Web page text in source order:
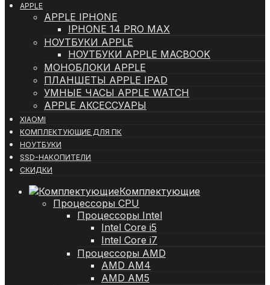
APPLE
APPLE IPHONE
IPHONE 14 PRO MAX
НОУТБУКИ APPLE
НОУТБУКИ APPLE MACBOOK
МОНОБЛОКИ APPLE
ПЛАНШЕТЫ APPLE IPAD
УМНЫЕ ЧАСЫ APPLE WATCH
APPLE АКСЕССУАРЫ
XIAOMI
КОМПЛЕКТУЮЩИЕ ДЛЯ ПК
НОУТБУКИ
SSD-НАКОПИТЕЛИ
СКИДКИ
Комплектующие
Процессоры CPU
Процессоры Intel
Intel Core i5
Intel Core i7
Процессоры AMD
AMD AM4
AMD AM5